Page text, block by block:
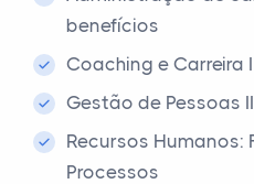
benefícios
Coaching e Carreira I
Gestão de Pessoas II
Recursos Humanos:
Processos